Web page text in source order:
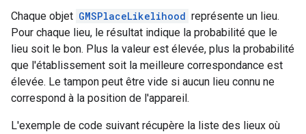
Chaque objet GMSPlaceLikelihood représente un lieu.
Pour chaque lieu, le résultat indique la probabilité que le
lieu soit le bon. Plus la valeur est élevée, plus la probabilité
que l'établissement soit la meilleure correspondance est
élevée. Le tampon peut être vide si aucun lieu connu ne
correspond à la position de l'appareil.
L'exemple de code suivant récupère la liste des lieux où